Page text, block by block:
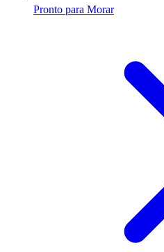
Pronto para Morar